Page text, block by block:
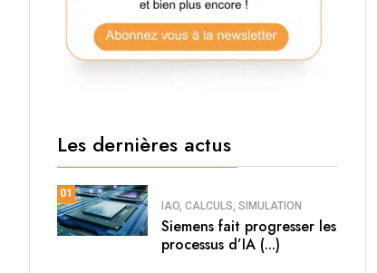
Les dernières actus
01
IAO, CALCULS, SIMULATION
Siemens fait progresser les
processus d’IA (...)